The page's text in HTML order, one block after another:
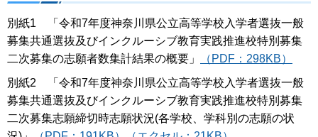
別紙1 「令和7年度神奈川県公立高等学校入学者選抜一般
募集共通選抜及びインクルーシブ教育実践推進校特別募集
二次募集の志願者数集計結果の概要」
（PDF：298KB）
別紙2 「令和7年度神奈川県公立高等学校入学者選抜一般
募集共通選抜及びインクルーシブ教育実践推進校特別募集
二次募集志願締切時志願状況(各学校、学科別の志願の状